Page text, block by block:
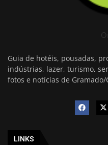
Guia de hotéis, pousadas,
indústrias, lazer, turismo,
fotos e notícias de Gramado/
LINKS